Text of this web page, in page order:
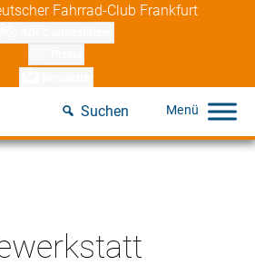
Fahrrad-Club Frankfurt
Suchen